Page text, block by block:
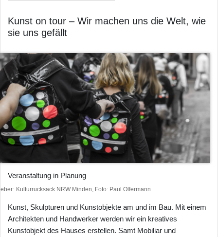
Kunst on tour – Wir machen uns die Welt, wie
sie uns gefällt
Veranstaltung in Planung
Kulturrucksack NRW Minden, Foto: Paul Olfermann
Kunst, Skulpturen und Kunstobjekte am und im Bau. Mit einem
Architekten und Handwerker werden wir ein kreatives
Kunstobjekt des Hauses erstellen. Samt Mobiliar und